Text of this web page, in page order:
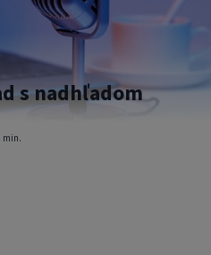
s nadhľadom
min.